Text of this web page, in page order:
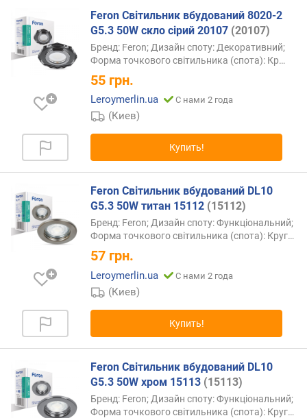
о
т
д
в
х
д
р
о
г
и
о
д
р
о
и
х
к
Feron Світильник вбудований 8020-2
G5.3 50W скло сірий 20107 (20107)
Бренд: Feron; Дизайн споту: Декоративний;
Форма точкового світильника (спота): Кр…
55 грн.
Leroymerlin.ua С нами 2 года
(Киев)
Купить!
Feron Світильник вбудований DL10
G5.3 50W титан 15112 (15112)
Бренд: Feron; Дизайн споту: Функціональний;
Форма точкового світильника (спота): Круг…
57 грн.
Leroymerlin.ua С нами 2 года
(Киев)
Купить!
Feron Світильник вбудований DL10
G5.3 50W хром 15113 (15113)
Бренд: Feron; Дизайн споту: Функціональний;
Форма точкового світильника (спота): Круг…